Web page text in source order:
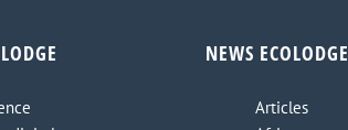
NEWS
Articles